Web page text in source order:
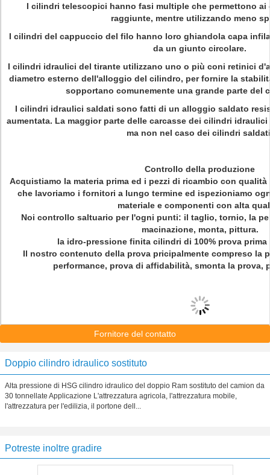
I cilindri telescopici hanno fasi multiple che permettono
raggiunte, mentre utilizzando meno
I cilindri del cappuccio del filo hanno loro ghiandola capa
da un giunto circolare.
I cilindri idraulici del tirante utilizzano uno o più coni retinici
diametro esterno dell'alloggio del cilindro, per fornire la
sopportano comunemente una grande parte del
I cilindri idraulici saldati sono fatti di un alloggio saldato
aumentata. La maggior parte delle carcasse dei cilindri
ma non nel caso dei cilindri
Controllo della produzione
Acquistiamo la materia prima ed i pezzi di ricambio con
che lavoriamo i fornitori a lungo termine ed ispezioniamo
materiale e componenti con alta
Noi controllo saltuario per l'ogni punti: il taglio, tornio, la
macinazione, monta, pittura.
la idro-pressione finita cilindri di 100% prova prima
Il nostro contenuto della prova pricipalmente compreso la
performance, prova di affidabilità, smonta la prova,
Fornitore del contatto
Doppio cilindro idraulico sostituto
Alta pressione di HSG cilindro idraulico del doppio Ram sostituto del camion da
30 tonnellate Applicazione L'attrezzatura agricola, l'attrezzatura mobile,
l'attrezzatura per l'edilizia, il portone dell...
Potreste inoltre gradire